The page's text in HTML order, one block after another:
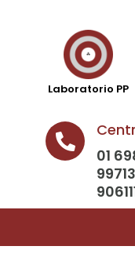
Laboratorio PP
01